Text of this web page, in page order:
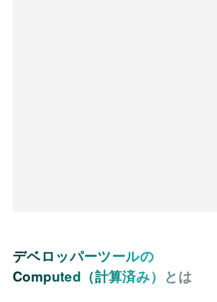
デベロッパーツールの
Computed（計算済み）とは